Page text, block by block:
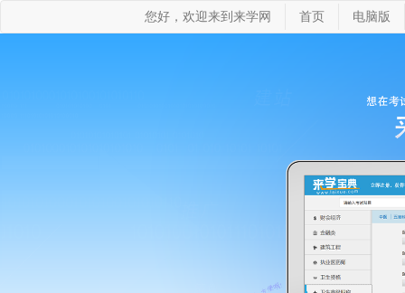
您好，欢迎来到来学网 首页 电脑版